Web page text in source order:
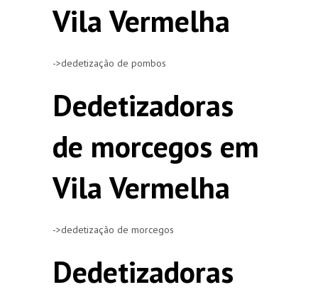
Vila Vermelha
->dedetização de pombos
Dedetizadoras
de morcegos em
Vila Vermelha
->dedetização de morcegos
Dedetizadoras